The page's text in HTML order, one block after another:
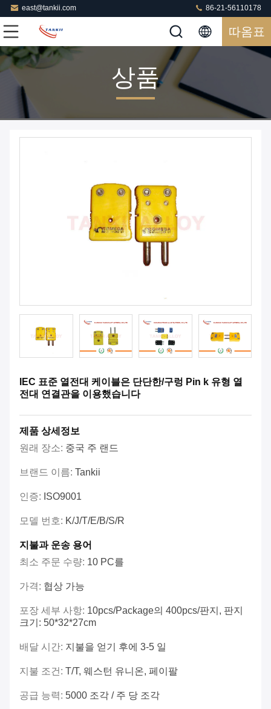
east@tankii.com 86-21-56110178
따옴표
상품
IEC 표준 열전대 케이블은 단단한/구렁 Pin k 유형 열
전대 연결관을 이용했습니다
제품 상세정보
원래 장소: 중국 주 랜드
브랜드 이름: Tankii
인증: ISO9001
모델 번호: K/J/T/E/B/S/R
지불과 운송 용어
최소 주문 수량: 10 PC를
가격: 협상 가능
포장 세부 사항: 10pcs/package의 400pcs/판지, 판지
크기: 50*32*27cm
배달 시간: 지불을 얻기 후에 3-5 일
지불 조건: T/T, 웨스턴 유니온, 페이팔
공급 능력: 5000 조각 / 주 당 조각